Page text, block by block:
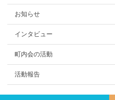
お知らせ
インタビュー
町内会の活動
活動報告